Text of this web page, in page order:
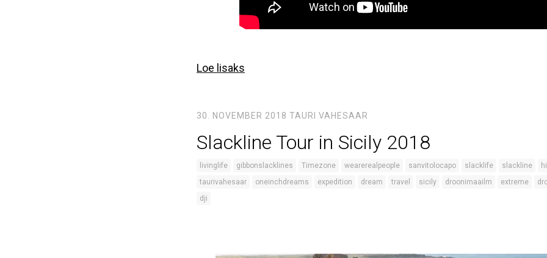
Loe lisaks
30. NOVEMBER 2018 TAURI VAHESAAR
Slackline Tour in Sicily 2018
livinglife gibbonslacklines Timezone wearerealpeople sanvitolocapo slacklife slackline
taurivahesaar
oneinchdreams expedition dream travel sicily droonimaailm extreme
dji